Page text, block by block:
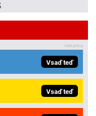
Vsaď teď
Vsaď teď